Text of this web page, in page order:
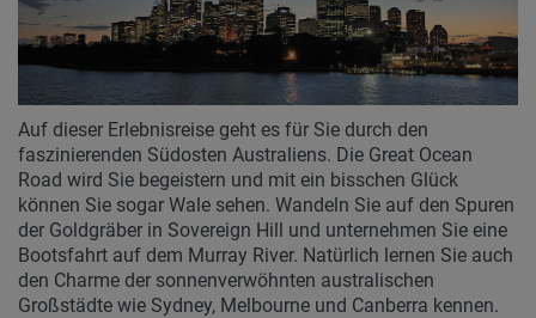
Auf dieser Erlebnisreise geht es für Sie durch den
faszinierenden Südosten Australiens. Die Great Ocean
Road wird Sie begeistern und mit ein bisschen Glück
können Sie sogar Wale sehen. Wandeln Sie auf den Spuren
der Goldgräber in Sovereign Hill und unternehmen Sie eine
Bootsfahrt auf dem Murray River. Natürlich lernen Sie auch
den Charme der sonnenverwöhnten australischen
Großstädte wie Sydney, Melbourne und Canberra kennen.